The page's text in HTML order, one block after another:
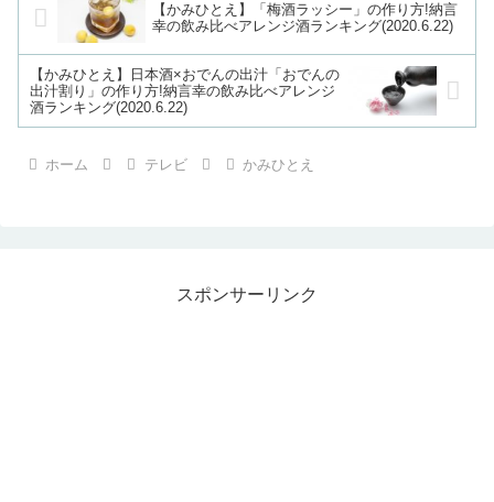
【かみひとえ】「梅酒ラッシー」の作り方!納言
幸の飲み比べアレンジ酒ランキング(2020.6.22)
【かみひとえ】日本酒×おでんの出汁「おでんの
出汁割り」の作り方!納言幸の飲み比べアレンジ
酒ランキング(2020.6.22)
ホーム テレビ かみひとえ
スポンサーリンク